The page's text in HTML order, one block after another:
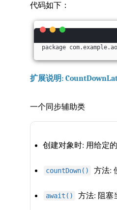
代码如下：
package
扩展说明:
一个同步辅助类
创建对象时: 用给定
countDown() 方法:
await() 方法: 阻塞